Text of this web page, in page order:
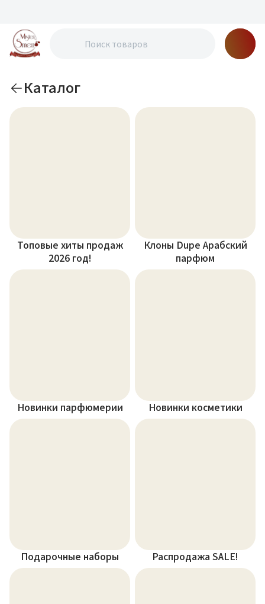
Каталог
Топовые хиты продаж
2026 год!
Клоны Dupe Арабский
парфюм
Новинки парфюмерии Новинки косметики
Подарочные наборы Распродажа SALE!